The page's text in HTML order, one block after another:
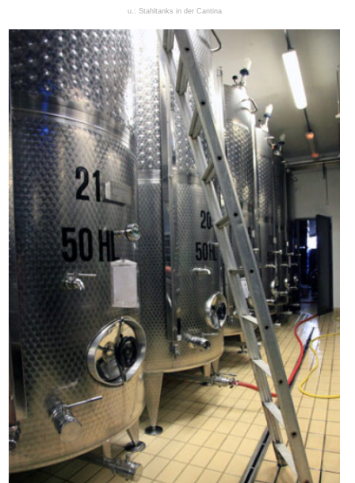
u.: Stahltanks in der Cantina